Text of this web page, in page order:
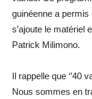
guinéenne a
s’ajoute le matériel
Patrick Milimono.
Il rappelle que ‘’40
Nous sommes en